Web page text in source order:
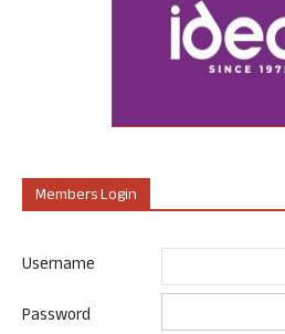
Members Login
Username
Password